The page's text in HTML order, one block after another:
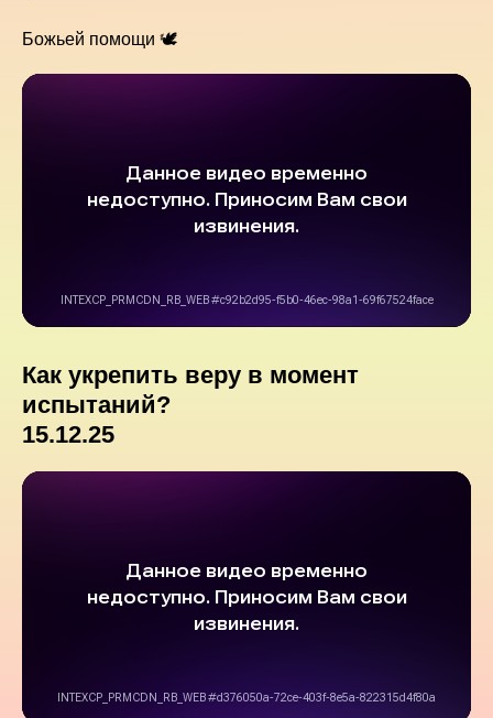
Божьей помощи 🕊
Как укрепить веру в момент
испытаний?
15.12.25